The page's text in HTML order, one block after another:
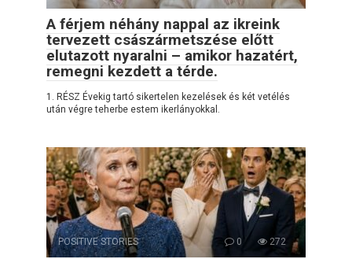
A férjem néhány nappal az ikreink
tervezett császármetszése előtt
elutazott nyaralni – amikor hazatért,
remegni kezdett a térde.
1. RÉSZ Évekig tartó sikertelen kezelések és két vetélés
után végre teherbe estem ikerlányokkal.
POSITIVE STORIES 0 272